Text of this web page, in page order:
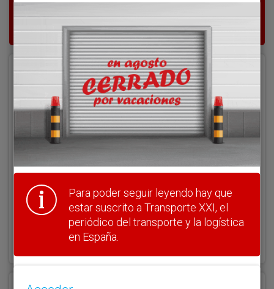
del transporte y la logística en España.
Nombre de usuario
¿Olvidó su clave?
Haga clic aquí para recuperarla.
Para poder seguir leyendo hay que
estar suscrito a Transporte XXI, el
periódico del transporte y la logística
en España.